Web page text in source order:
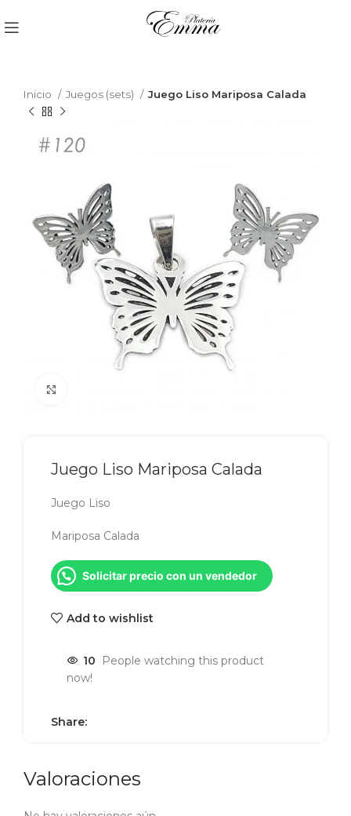
Inicio Juegos (sets) Juego Liso Mariposa Calada
Juego Liso Mariposa Calada
Juego Liso
Mariposa Calada
Solicitar precio con un vendedor
Add to wishlist
10
People watching this product
now!
Share:
Valoraciones